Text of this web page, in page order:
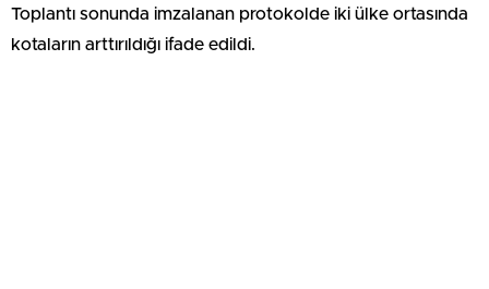
Toplantı sonunda imzalanan protokolde iki ülke ortasında
kotaların arttırıldığı ifade edildi.